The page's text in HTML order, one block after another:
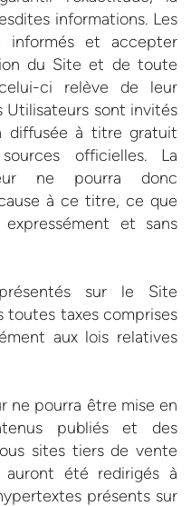
informations. Les
informés et accepter
du Site et de toute
ci relève de leur
Utilisateurs sont invités
diffusée à titre gratuit
officielles. La
ne pourra donc
à ce titre, ce que
et sans
sur le Site
toutes taxes comprises
aux lois relatives
ne pourra être mise en
publiés et des
sites tiers de vente
été redirigés à
présents sur